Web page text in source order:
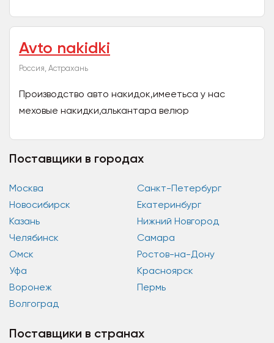
Avto nakidki
Россия, Астрахань
Производство авто накидок,имеетьса у нас
меховые накидки,алькантара велюр
Поставщики в городах
Москва
Санкт-Петербург
Новосибирск
Екатеринбург
Казань
Нижний Новгород
Челябинск
Самара
Омск
Ростов-на-Дону
Уфа
Красноярск
Воронеж
Пермь
Волгоград
Поставщики в странах